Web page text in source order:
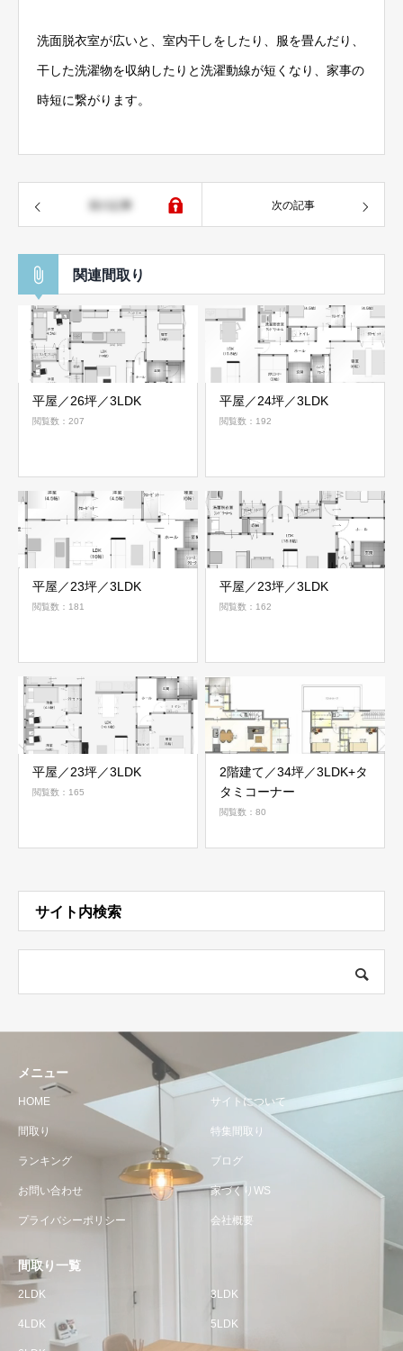
洗面脱衣室が広いと、室内干しをしたり、服を畳んだり、
干した洗濯物を収納したりと洗濯動線が短くなり、家事の
時短に繋がります。
次の記事
関連間取り
平屋／26坪／3LDK
閲覧数：207
平屋／24坪／3LDK
閲覧数：192
平屋／23坪／3LDK
閲覧数：181
平屋／23坪／3LDK
閲覧数：162
平屋／23坪／3LDK
閲覧数：165
2階建て／34坪／3LDK+タ
タミコーナー
閲覧数：80
サイト内検索
メニュー
HOME サイトについて
間取り 特集間取り
ランキング ブログ
お問い合わせ 家づくりWS
プライバシーポリシー 会社概要
間取り一覧
2LDK 3LDK
4LDK 5LDK